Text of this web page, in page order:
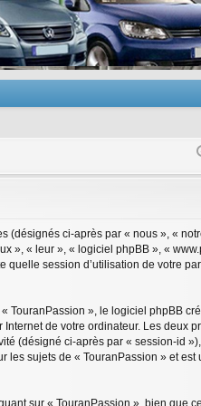
ci-après par « nous », «
», « leur », « logiciel phpBB », «
quelle session d’utilisation de votre
TouranPassion », le logiciel phpBB
de votre ordinateur. Les deux
(désigné ci-après par « session-id
sujets de « TouranPassion » et